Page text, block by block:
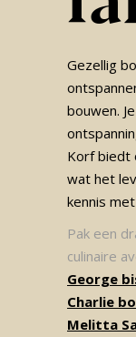
Gezellig
bouwen.
Korf biedt
wat het
kennis
Pak een
culinaire
George
Charlie
Melitta